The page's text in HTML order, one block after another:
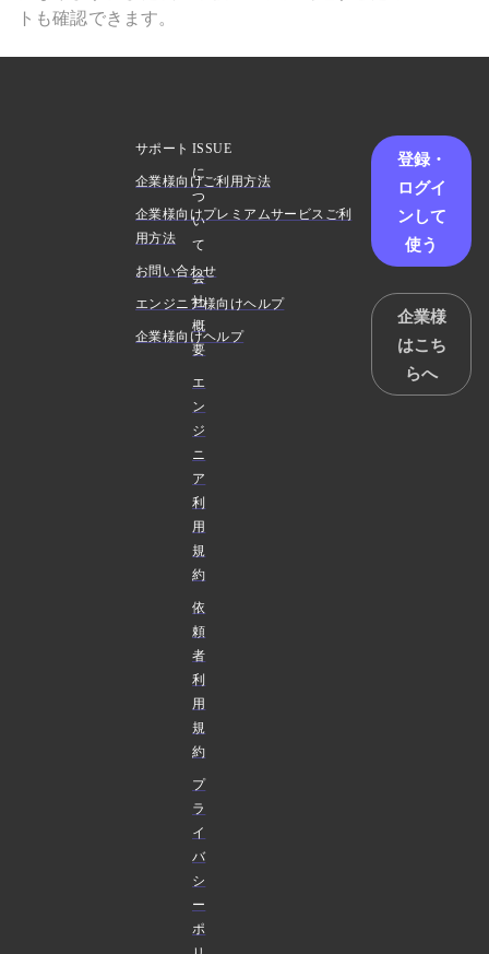
トも確認できます。
ISSUE
に
つ
い
て
会
社
概
要
エ
ン
ジ
ニ
ア
利
用
規
約
依
頼
者
利
用
規
約
プ
ラ
イ
バ
シ
ー
ポ
サポート
企業様向けご利用方法
企業様向けプレミアムサービスご利
用方法
お問い合わせ
エンジニア様向けヘルプ
企業様向けヘルプ
登録・
ログイ
ンして
使う
企業様
はこち
らへ